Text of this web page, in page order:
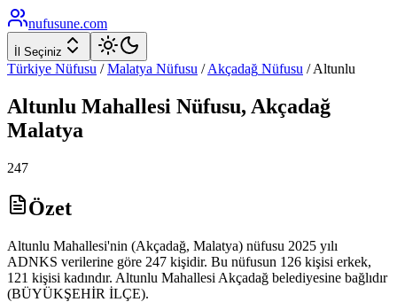
nufusune.com
İl Seçiniz
Türkiye Nüfusu / Malatya Nüfusu / Akçadağ Nüfusu /Altunlu
Altunlu Mahallesi Nüfusu, Akçadağ
Malatya
247
Özet
Altunlu Mahallesi'nin (Akçadağ, Malatya) nüfusu 2025 yılı
ADNKS verilerine göre 247 kişidir. Bu nüfusun 126 kişisi erkek,
121 kişisi kadındır. Altunlu Mahallesi Akçadağ belediyesine bağlıdır
(BÜYÜKŞEHİR İLÇE).